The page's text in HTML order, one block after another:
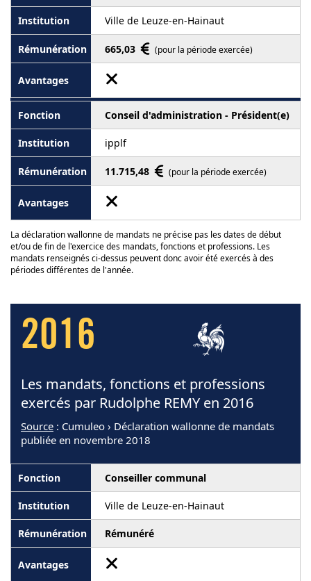
Ville de Leuze-en-Hainaut
665,03 (pour la période exercée)
Conseil d'administration - Président(e)
ipplf
11.715,48 (pour la période exercée)
La déclaration wallonne de mandats ne précise pas les dates de début
et/ou de fin de l'exercice des mandats, fonctions et professions. Les
mandats renseignés ci-dessus peuvent donc avoir été exercés à des
périodes différentes de l'année.
2016
Les mandats, fonctions et professions
exercés par Rudolphe REMY en 2016
Source : Cumuleo › Déclaration wallonne de mandats
publiée en novembre 2018
Conseiller communal
Ville de Leuze-en-Hainaut
Rémunéré